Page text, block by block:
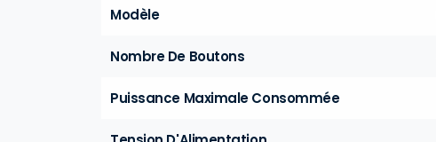
Modèle
Nombre De Boutons
Puissance Maximale Consommée